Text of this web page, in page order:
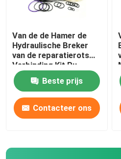
Graafwerktuig Spare Parts
Afdichtingsset voor lader
Van de de Hamer de
Hydraulische Breker
van de reparatierots
Verbinding Kit Pu
Rubber For Sb 81
Beste prijs
Contacteer ons